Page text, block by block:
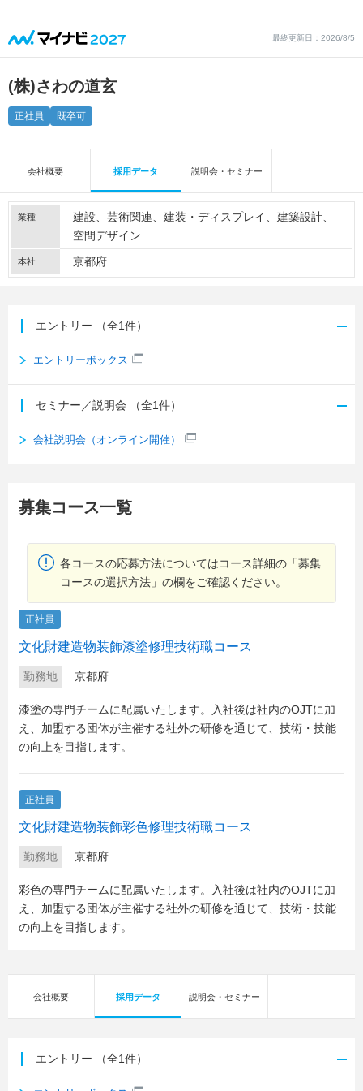
最終更新日：2026/8/5
(株)さわの道玄
正社員 既卒可
会社概要 採用データ 説明会・セミナー
業種 建設 芸術関連 建装・ディスプレイ
建築設計
空間デザイン
本社 京都府
エントリー （全1件）
エントリーボックス
セミナー／説明会 （全1件）
会社説明会（オンライン開催）
募集コース一覧
各コースの応募方法についてはコース詳細の「募集
コースの選択方法」の欄をご確認ください。
正社員
文化財建造物装飾漆塗修理技術職コース
勤務地 京都府
漆塗の専門チームに配属いたします。入社後は社内のOJTに加
え、加盟する団体が主催する社外の研修を通じて、技術・技能
の向上を目指します。
正社員
文化財建造物装飾彩色修理技術職コース
勤務地 京都府
彩色の専門チームに配属いたします。入社後は社内のOJTに加
え、加盟する団体が主催する社外の研修を通じて、技術・技能
の向上を目指します。
会社概要 採用データ 説明会・セミナー
エントリー （全1件）